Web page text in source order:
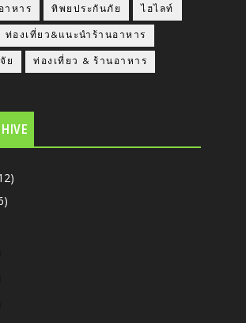
าหาร ทิพยประกันภัย ไฮไลท์
ท่องเที่ยว&แนะนำร้านอาหาร
ย ท่องเที่ยว & ร้านอาหาร